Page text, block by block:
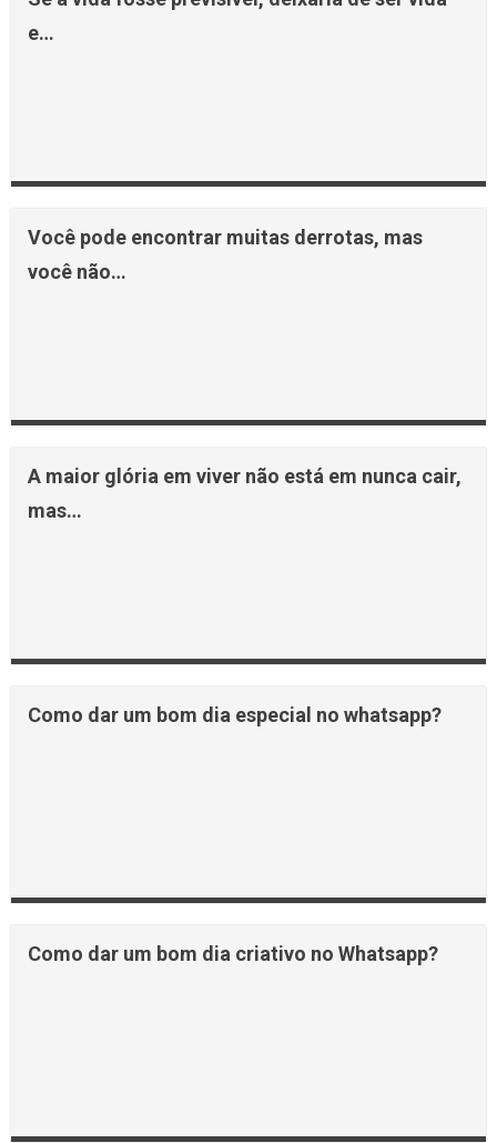
e…
Você pode encontrar muitas derrotas, mas
você não…
A maior glória em viver não está em nunca cair,
mas…
Como dar um bom dia especial no whatsapp?
Como dar um bom dia criativo no Whatsapp?